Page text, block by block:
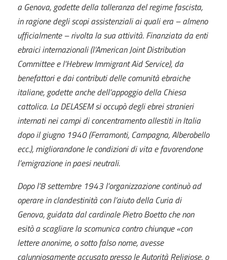
a Genova, godette della tolleranza del regime fascista,
in ragione degli scopi assistenziali ai quali era – almeno
ufficialmente – rivolta la sua attività. Finanziata da enti
ebraici internazionali (l’American Joint Distribution
Committee e l'Hebrew Immigrant Aid Service), da
benefattori e dai contributi delle comunità ebraiche
italiane, godette anche dell’appoggio della Chiesa
cattolica. La DELASEM si occupò degli ebrei stranieri
internati nei campi di concentramento allestiti in Italia
dopo il giugno 1940 (Ferramonti, Campagna, Alberobello
ecc.), migliorandone le condizioni di vita e favorendone
l’emigrazione in paesi neutrali.
Dopo l’8 settembre 1943 l’organizzazione continuò ad
operare in clandestinità con l’aiuto della Curia di
Genova, guidata dal cardinale Pietro Boetto che non
esitò a scagliare la scomunica contro chiunque «con
lettere anonime, o sotto falso nome, avesse
calunniosamente accusato presso le Autorità Religiose, o